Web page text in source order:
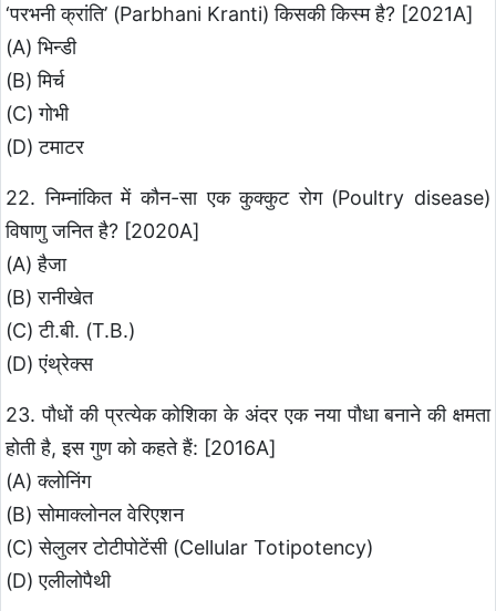
‘परभनी क्रांति’ (Parbhani Kranti) किसकी किस्म है? [2021A]
(A) भिन्डी
(B) मिर्च
(C) गोभी
(D) टमाटर
22. निम्नांकित में कौन-सा एक कुक्कुट रोग (Poultry disease)
विषाणु जनित है? [2020A]
(A) हैजा
(B) रानीखेत
(C) टी.बी. (T.B.)
(D) एंथ्रेक्स
23. पौधों की प्रत्येक कोशिका के अंदर एक नया पौधा बनाने की क्षमता
होती है, इस गुण को कहते हैं: [2016A]
(A) क्लोनिंग
(B) सोमाक्लोनल वेरिएशन
(C) सेलुलर टोटीपोटेंसी (Cellular Totipotency)
(D) एलीलोपैथी